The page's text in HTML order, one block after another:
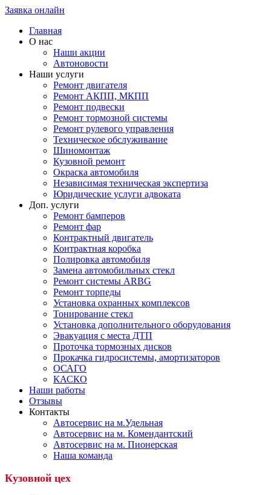
Заявка онлайн
Главная
О нас
Наши акции
Автоновости
Наши услуги
Ремонт двигателя
Ремонт АКПП, МКПП
Ремонт подвески
Ремонт тормозной системы
Ремонт рулевого управления
Техническое обслуживание
Шиномонтаж
Кузовной ремонт
Окраска автомобиля
Независимая техническая экспертиза
Юридические услуги адвоката
Доп. услуги
Ремонт бамперов
Ремонт фар
Контрактный двигатель
Контрактная коробка
Полировка автомобиля
Замена автомобильных стекл
Ремонт системы ARBG
Ремонт торпеды
Установка охранных комплексов
Тонирование стекл
Установка дополнительного оборудования
Эвакуация с места ДТП
Проточка тормозных дисков
Прокачка гидросистемы, амортизаторов
ОСАГО
КАСКО
Наши работы
Отзывы
Контакты
Автосервис на м.Удельная
Автосервис на м. Комендантский
Автосервис на м. Пионерская
Наша команда
Кузовной цех